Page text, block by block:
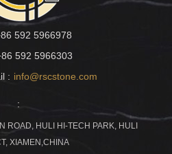
592 5966978
592 5966303
: info@rscstone.com
:
ROAD, HULI HI-TECH PARK, HULI
XIAMEN,CHINA